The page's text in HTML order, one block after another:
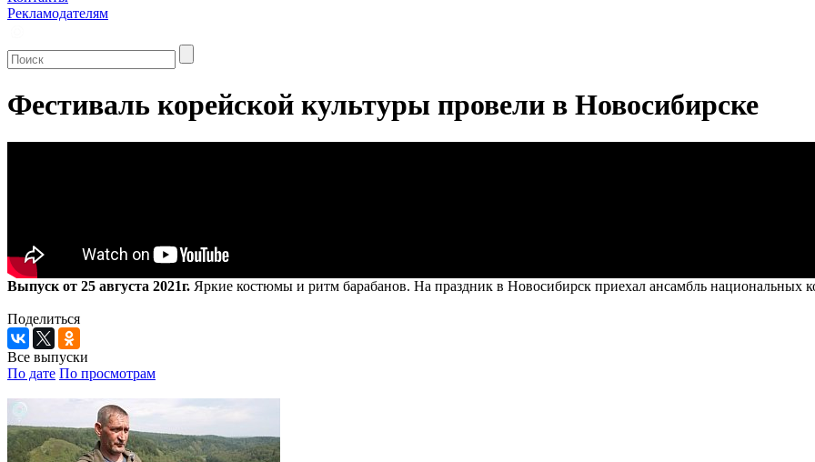
Рекламодателям
Фестиваль корейской культуры провели в Новосибирске
Выпуск от 25 августа 2021г. Яркие костюмы и ритм барабанов. На праздник в Новосибирск приехал ансамбль национальных
Поделиться
Все выпуски
По дате По просмотрам